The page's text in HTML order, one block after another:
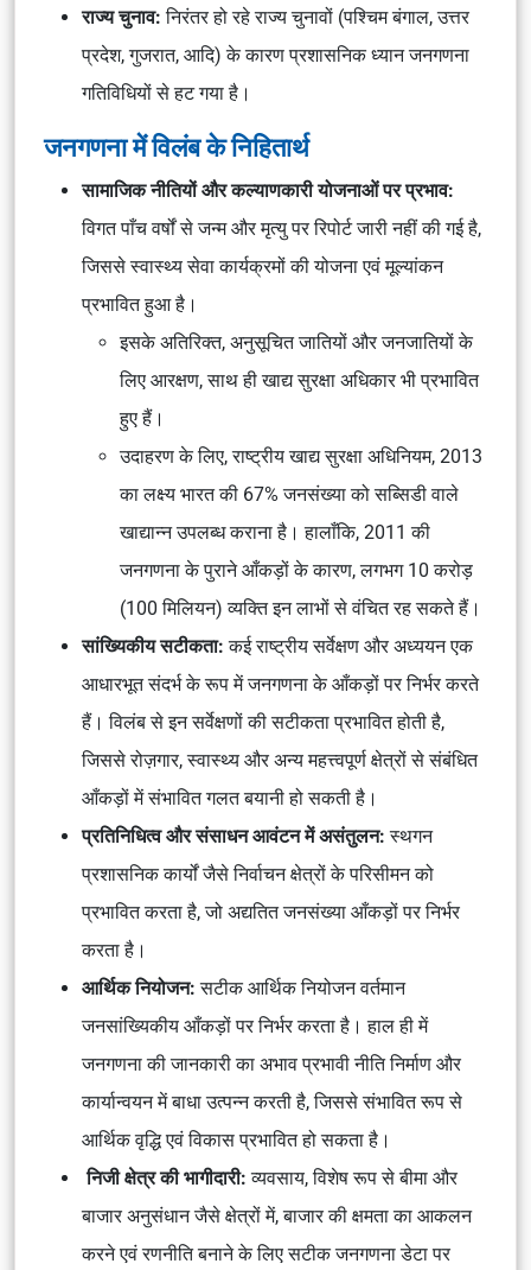
राज्य चुनाव:निरंतर हो रहे राज्य चुनावों (पश्चिम बंगाल, उत्तर
प्रदेश, गुजरात, आदि) के कारण प्रशासनिक ध्यान जनगणना
गतिविधियों से हट गया है।
जनगणना में विलंब के निहितार्थ
सामाजिक नीतियों और कल्याणकारी योजनाओं पर प्रभाव:
विगत पाँच वर्षों से जन्म और मृत्यु पर रिपोर्ट जारी नहीं की गई है,
जिससे स्वास्थ्य सेवा कार्यक्रमों की योजना एवं मूल्यांकन
प्रभावित हुआ है।
इसके अतिरिक्त, अनुसूचित जातियों और जनजातियों के
लिए आरक्षण, साथ ही खाद्य सुरक्षा अधिकार भी प्रभावित
हुए हैं।
उदाहरण के लिए, राष्ट्रीय खाद्य सुरक्षा अधिनियम, 2013
का लक्ष्य भारत की 67% जनसंख्या को सब्सिडी वाले
खाद्यान्न उपलब्ध कराना है। हालाँकि, 2011 की
जनगणना के पुराने आँकड़ों के कारण, लगभग 10 करोड़
(100 मिलियन) व्यक्ति इन लाभों से वंचित रह सकते हैं।
सांख्यिकीय सटीकता:कई राष्ट्रीय सर्वेक्षण और अध्ययन एक
आधारभूत संदर्भ के रूप में जनगणना के आँकड़ों पर निर्भर करते
हैं। विलंब से इन सर्वेक्षणों की सटीकता प्रभावित होती है,
जिससे रोज़गार, स्वास्थ्य और अन्य महत्त्वपूर्ण क्षेत्रों से संबंधित
आँकड़ों में संभावित गलत बयानी हो सकती है।
प्रतिनिधित्व और संसाधन आवंटन में असंतुलन:स्थगन
प्रशासनिक कार्यों जैसे निर्वाचन क्षेत्रों के परिसीमन को
प्रभावित करता है, जो अद्यतित जनसंख्या आँकड़ों पर निर्भर
करता है।
आर्थिक नियोजन:सटीक आर्थिक नियोजन वर्तमान
जनसांख्यिकीय आँकड़ों पर निर्भर करता है। हाल ही में
जनगणना की जानकारी का अभाव प्रभावी नीति निर्माण और
कार्यान्वयन में बाधा उत्पन्न करती है, जिससे संभावित रूप से
आर्थिक वृद्धि एवं विकास प्रभावित हो सकता है।
निजी क्षेत्र की भागीदारी:व्यवसाय, विशेष रूप से बीमा और
बाजार अनुसंधान जैसे क्षेत्रों में, बाजार की क्षमता का आकलन
करने एवं रणनीति बनाने के लिए सटीक जनगणना डेटा पर